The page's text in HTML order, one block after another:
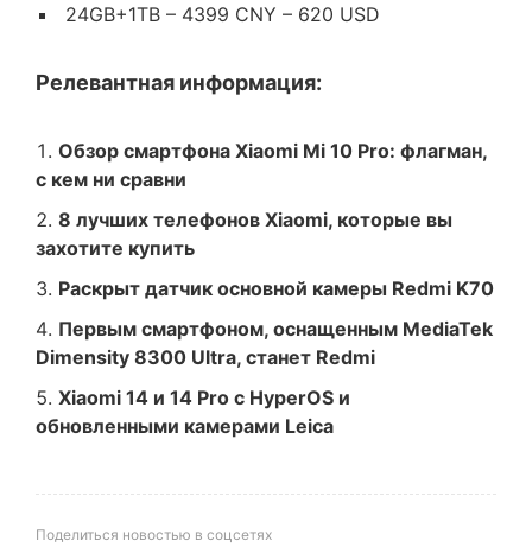
24GB+1TB – 4399 CNY – 620 USD
Релевантная информация:
Обзор смартфона Xiaomi Mi 10 Pro: флагман,
с кем ни сравни
8 лучших телефонов Xiaomi, которые вы
захотите купить
Раскрыт датчик основной камеры Redmi K70
Первым смартфоном, оснащенным MediaTek
Dimensity 8300 Ultra, станет Redmi
Xiaomi 14 и 14 Pro с HyperOS и
обновленными камерами Leica
Поделиться новостью в соцсетях